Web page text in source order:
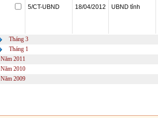
5/CT-UBND 18/04/2012 UBND tỉnh
Tháng 3
Tháng 1
Năm 2011
Năm 2010
Năm 2009